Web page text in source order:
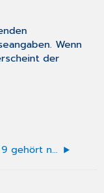
Wenn
der
Der Wert 9 gehört nicht zu dem zulässigen Wertebereich (4, 6,7,8). Der Wert 9 ist für das Feld „Besondere Personengruppe“ (Feld 4131) nicht zulässig.